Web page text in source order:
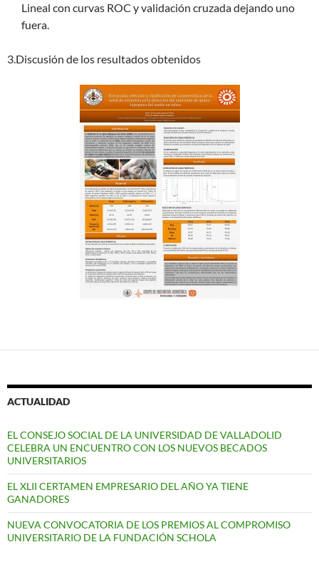
Lineal con curvas ROC y validación cruzada dejando uno
fuera.
3.Discusión de los resultados obtenidos
ACTUALIDAD
EL CONSEJO SOCIAL DE LA UNIVERSIDAD DE VALLADOLID
CELEBRA UN ENCUENTRO CON LOS NUEVOS BECADOS
UNIVERSITARIOS
EL XLII CERTAMEN EMPRESARIO DEL AÑO YA TIENE
GANADORES
NUEVA CONVOCATORIA DE LOS PREMIOS AL COMPROMISO
UNIVERSITARIO DE LA FUNDACIÓN SCHOLA